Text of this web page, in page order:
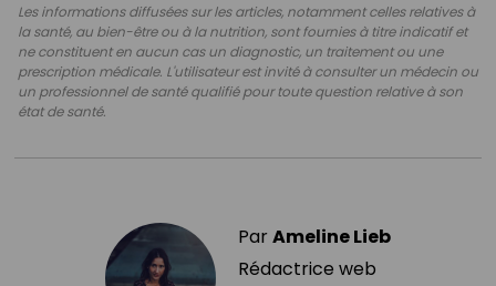
Les informations diffusées sur les articles, notamment celles relatives à
la santé, au bien-être ou à la nutrition, sont fournies à titre indicatif et
ne constituent en aucun cas un diagnostic, un traitement ou une
prescription médicale. L'utilisateur est invité à consulter un médecin ou
un professionnel de santé qualifié pour toute question relative à son
état de santé.
ParAmeline Lieb
Rédactrice web